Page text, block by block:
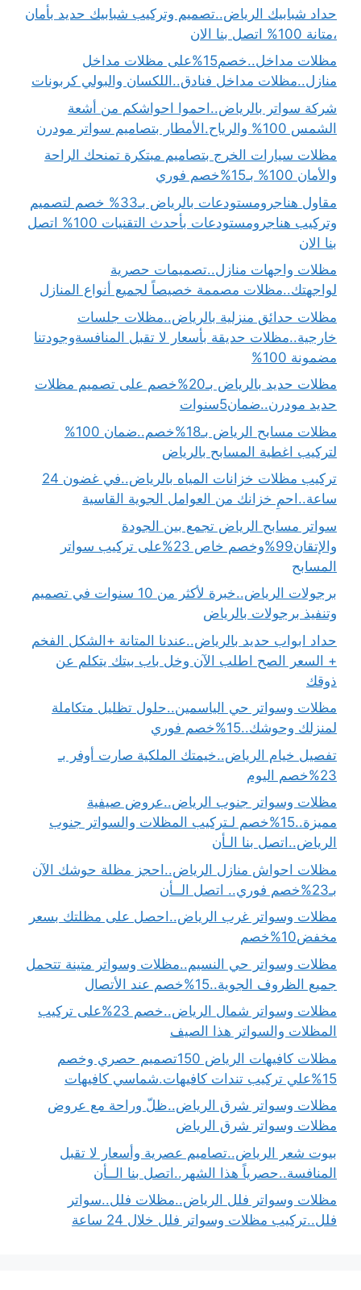
حداد شبابيك الرياض..تصميم وتركيب شبابيك حديد بأمان
،متانة 100% اتصل بنا الان
مظلات مداخل..خصم15%على مظلات مداخل
منازل..مظلات مداخل فنادق..اللكسان والبولي كربونات
شركة سواتر بالرياض..احموا احواشكم من أشعة
الشمس 100% والرياح.الأمطار بتصاميم سواتر مودرن
مظلات سيارات الخرج بتصاميم مبتكرة تمنحك الراحة
والأمان 100% بـ15%خصم فوري
مقاول هناجرومستودعات بالرياض بـ33% خصم لتصميم
وتركيب هناجرومستودعات بأحدث التقنيات 100% اتصل
بنا الان
مظلات واجهات منازل..تصميمات حصرية
لواجهتك..مظلات مصممة خصيصاً لجميع أنواع المنازل
مظلات حدائق منزلية بالرياض..مظلات جلسات
خارجية..مظلات حديقة بأسعار لا تقبل المنافسةوجودتنا
مضمونة 100%
مظلات حديد بالرياض بـ20%خصم على تصميم مظلات
حديد مودرن..ضمان5سنوات
مظلات مسابح الرياض بـ18%خصم..ضمان 100%
لتركيب اغطية المسابح بالرياض
تركيب مظلات خزانات المياه بالرياض..في غضون 24
ساعة..احمِ خزانك من العوامل الجوية القاسية
سواتر مسابح الرياض تجمع بين الجودة
والإتقان99%وخصم خاص 23%على تركيب سواتر
المسابح
برجولات الرياض..خبرة لأكثر من 10 سنوات في تصميم
وتنفيذ برجولات بالرياض
حداد ابواب حديد بالرياض..عندنا المتانة +الشكل الفخم
+ السعر الصح اطلب الآن وخل باب بيتك يتكلم عن
ذوقك
مظلات وسواتر حي الياسمين..حلول تظليل متكاملة
لمنزلك وحوشك..15%خصم فوري
تفصيل خيام الرياض..خيمتك الملكية صارت أوفر بـ
23%خصم اليوم
مظلات وسواتر جنوب الرياض..عروض صيفية
مميزة..15%خصم لـتركيب المظلات والسواتر جنوب
الرياض..اتصل بنا الـأن
مظلات احواش منازل الرياض..احجز مظلة حوشك الآن
بـ23%خصم فوري.. اتصل الــأن
مظلات وسواتر غرب الرياض..احصل على مظلتك بسعر
مخفض10%خصم
مظلات وسواتر حي النسيم..مظلات وسواتر متينة تتحمل
جميع الظروف الجوية..15%خصم عند الأتصال
مظلات وسواتر شمال الرياض..خصم 23%على تركيب
المظلات والسواتر هذا الصيف
مظلات كافيهات الرياض 150تصميم حصري وخصم
15%علي تركيب تندات كافيهات.شماسي كافيهات
مظلات وسواتر شرق الرياض..ظلّ وراحة مع عروض
مظلات وسواتر شرق الرياض
بيوت شعر الرياض..تصاميم عصرية وأسعار لا تقبل
المنافسة..حصرياً هذا الشهر..اتصل بنا الــأن
مظلات وسواتر فلل الرياض..مظلات فلل..سواتر
فلل..تركيب مظلات وسواتر فلل خلال 24 ساعة